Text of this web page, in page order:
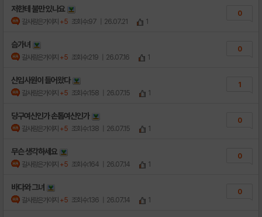
저한테 불만 있나요
갈사람은가야지 +5 조회수:97 | 26.07.21 1
0
슴가녀
갈사람은가야지 +5 조회수:219 | 26.07.16 1
0
신입사원이 들어왔다
갈사람은가야지 +5 조회수:158 | 26.07.15 1
1
당구여신인가 손톱여신인가
갈사람은가야지 +5 조회수:138 | 26.07.15 1
0
무슨 생각하세요
갈사람은가야지 +5 조회수:164 | 26.07.14 1
0
바다와 그녀
갈사람은가야지 +5 조회수:136 | 26.07.14 1
0